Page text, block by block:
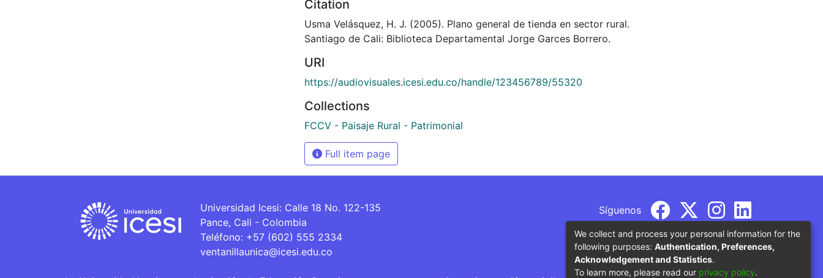
Citation
Usma Velásquez, H. J. (2005). Plano general de tienda en sector rural.
Santiago de Cali: Biblioteca Departamental Jorge Garces Borrero.
URI
https://audiovisuales.icesi.edu.co/handle/123456789/55320
Collections
FCCV - Paisaje Rural - Patrimonial
Full item page
Universidad Icesi: Calle 18 No. 122-135
Pance, Cali - Colombia
Teléfono: +57 (602) 555 2334
ventanillaunica@icesi.edu.co
Síguenos
We collect and process your personal information for the
following purposes: Authentication, Preferences,
Acknowledgement and Statistics.
To learn more, please read our privacy policy.